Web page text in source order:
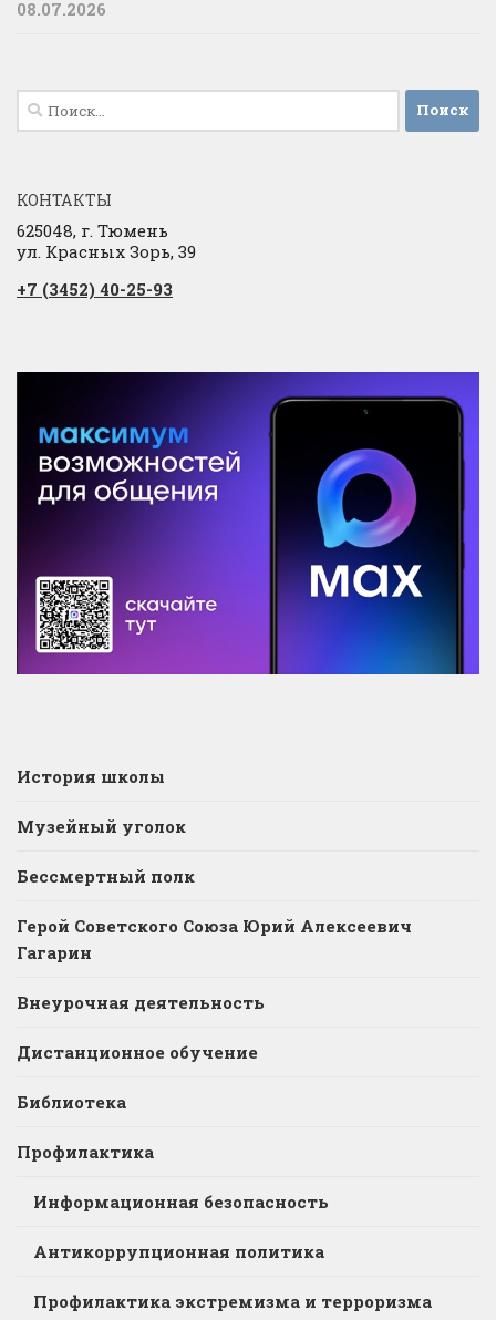
08.07.2026
Найти:
КОНТАКТЫ
625048, г. Тюмень
ул. Красных Зорь, 39
+7 (3452) 40-25-93
История школы
Музейный уголок
Бессмертный полк
Герой Советского Союза Юрий Алексеевич
Гагарин
Внеурочная деятельность
Дистанционное обучение
Библиотека
Профилактика
Информационная безопасность
Антикоррупционная политика
Профилактика экстремизма и терроризма